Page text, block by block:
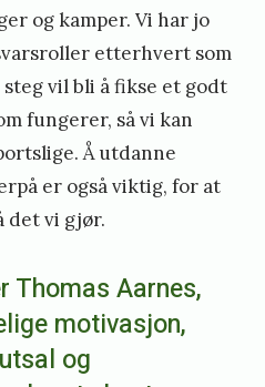
og kamper. Vi har jo
etterhvert som
vil bli å fikse et godt
fungerer, så vi kan
Å utdanne
er også viktig, for at
det vi gjør.
Thomas Aarnes,
motivasjon,
og